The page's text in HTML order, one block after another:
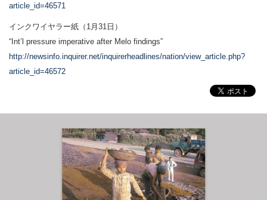
article_id=46571
インクワイヤラー紙（1月31日）
“Int’l pressure imperative after Melo findings”
http://newsinfo.inquirer.net/inquirerheadlines/nation/view_article.php?
article_id=46572